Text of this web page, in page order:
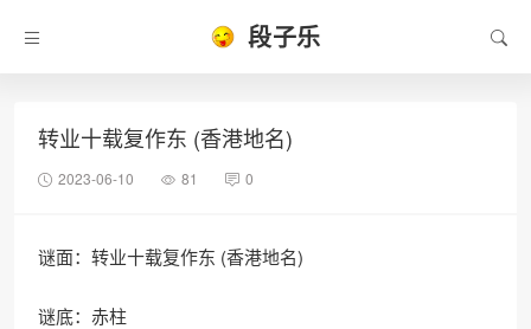
段子乐
转业十载复作东 (香港地名)
2023-06-10 81 0
谜面：转业十载复作东 (香港地名)
谜底：赤柱